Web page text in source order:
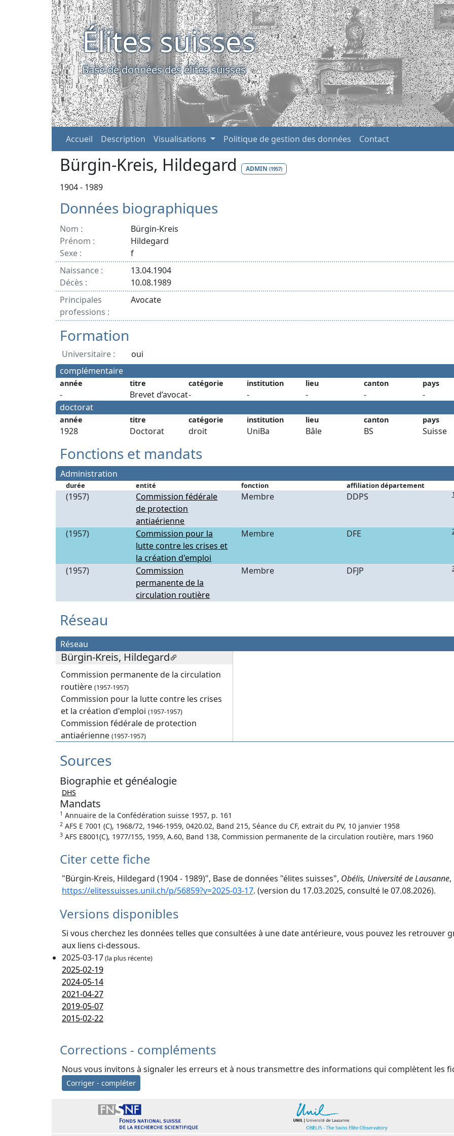
Élites suisses
Base de données des élites suisses
Accueil Description Visualisations Politique de gestion des données Contact
Bürgin-Kreis, Hildegard ADMIN (1957)
1904 - 1989
Données biographiques
Nom :
Bürgin-Kreis
Prénom :
Hildegard
Sexe :
f
Naissance :
13.04.1904
Décès :
10.08.1989
Principales
professions :
Avocate
Formation
Universitaire :
oui
complémentaire
année titre catégorie institution lieu canton pays
- Brevet d’avocat- - - -
-
doctorat
année titre catégorie institution lieu canton pays
1928 Doctorat droit UniBa Bâle BS Suisse
Fonctions et mandats
Administration
durée entité fonction affiliation département
(1957)
Commission fédérale
de protection
antiaérienne
Membre DDPS 1
(1957)
Commission pour la
lutte contre les crises et
la création d'emploi
Membre DFE
(1957)
Commission
permanente de la
circulation routière
Membre DFJP
Réseau
Réseau
Bürgin-Kreis, Hildegard
Commission permanente de la circulation
routière (1957-1957)
Commission pour la lutte contre les crises
et la création d'emploi (1957-1957)
Commission fédérale de protection
antiaérienne (1957-1957)
Sources
Biographie et généalogie
DHS
Mandats
1 Annuaire de la Confédération suisse 1957, p. 161
2 AFS E 7001 (C), 1968/72, 1946-1959, 0420.02, Band 215, Séance du CF, extrait du PV, 10 janvier 1958
3 AFS E8001(C), 1977/155, 1959, A.60, Band 138, Commission permanente de la circulation routière, mars 1960
Citer cette fiche
"Bürgin-Kreis, Hildegard (1904 - 1989)", Base de données "élites suisses", Obélis, Université de Lausanne,
https://elitessuisses.unil.ch/p/56859?v=2025-03-17. (version du 17.03.2025, consulté le 07.08.2026).
Versions disponibles
Si vous cherchez les données telles que consultées à une date antérieure, vous pouvez les retrouver
aux liens ci-dessous.
2025-03-17(la plus récente)
2025-02-19
2024-05-14
2021-04-27
2019-05-07
2015-02-22
Corrections - compléments
Nous vous invitons à signaler les erreurs et à nous transmettre des informations qui complètent les
Corriger - compléter